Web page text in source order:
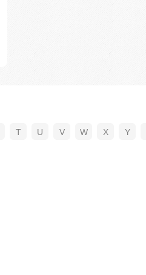
T U V W X Y